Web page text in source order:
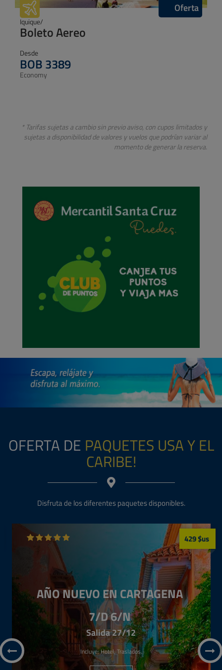
Oferta
Miami/
Boleto Aereo
Desde
BOB 5869
Economy
Boleto Aereo
BOB 3191
Economy
Buenos Aires/
BOB 3572
Economy